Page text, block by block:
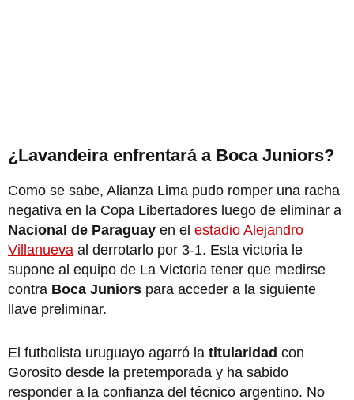
¿Lavandeira enfrentará a Boca Juniors?
Como se sabe, Alianza Lima pudo romper una racha
negativa en la Copa Libertadores luego de eliminar a
Nacional de Paraguay en el estadio Alejandro
Villanueva al derrotarlo por 3-1. Esta victoria le
supone al equipo de La Victoria tener que medirse
contra Boca Juniors para acceder a la siguiente
llave preliminar.
El futbolista uruguayo agarró la titularidad con
Gorosito desde la pretemporada y ha sabido
responder a la confianza del técnico argentino. No